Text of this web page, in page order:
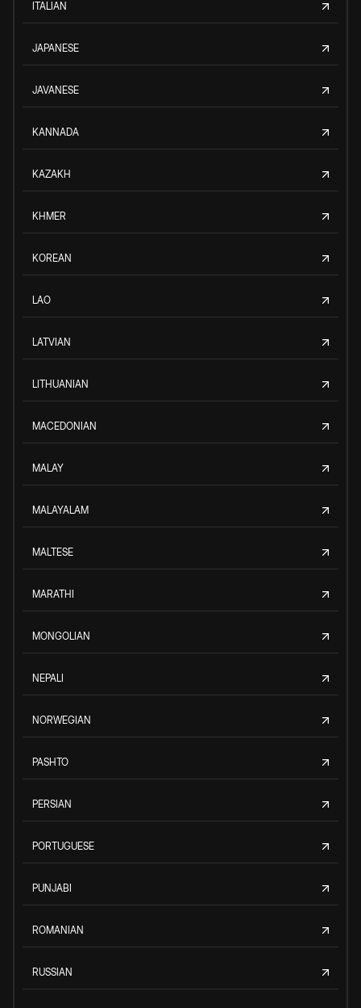
ITALIAN
JAPANESE
JAVANESE
KANNADA
KAZAKH
KHMER
KOREAN
LAO
LATVIAN
LITHUANIAN
MACEDONIAN
MALAY
MALAYALAM
MALTESE
MARATHI
MONGOLIAN
NEPALI
NORWEGIAN
PASHTO
PERSIAN
PORTUGUESE
PUNJABI
ROMANIAN
RUSSIAN